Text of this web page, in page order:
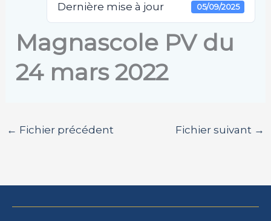
Dernière mise à jour 05/09/2025
Magnascole PV du
24 mars 2022
← Fichier précédent Fichier suivant →